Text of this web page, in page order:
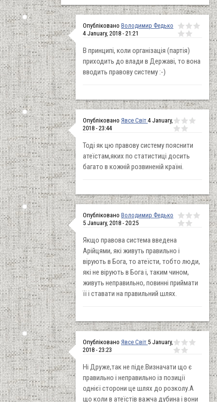
Опубліковано Володимир Федько
4 January, 2018 - 21:21
В принципі, коли організація (партія)
приходить до влади в Державі, то вона
вводить правову систему :-)
Опубліковано Явсе Світ 4 January,
2018 - 23:44
Тоді як цю правову систему пояснити
атеїстам,яких по статистиці досить
багато в кожній розвиненій країні.
Опубліковано Володимир Федько
5 January, 2018 - 20:25
Якщо правова система введена
Арійцями, які живуть правильно і
вірують в Бога, то атеїсти, тобто люди,
які не вірують в Бога і, таким чином,
живуть неправильно, повинні приймати
її і ставати на правильний шлях.
Опубліковано Явсе Світ 5 January,
2018 - 23:23
Ні Друже,так не піде.Визначати що є
правильно і неправильно із позиції
однієї сторони це шлях до розколу.А
що коли в атеїстів важча дубина і вони